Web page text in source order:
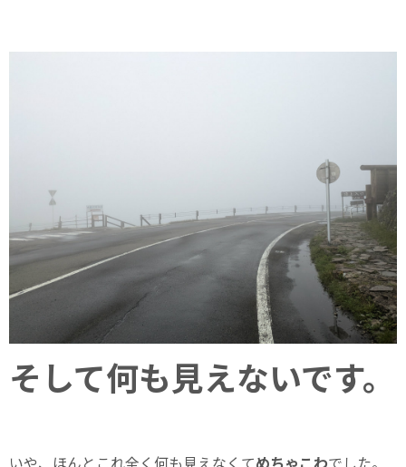
そして何も見えないです。
いや、ほんとこれ全く何も見えなくてめちゃこわでした。